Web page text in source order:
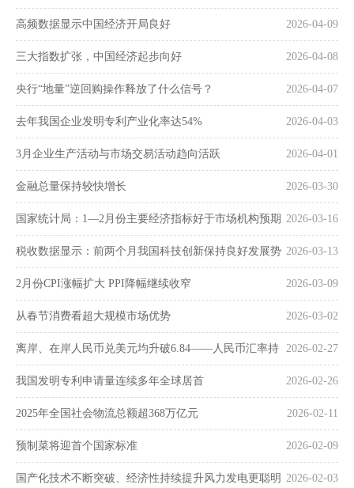
在线留言
2026-04-09
高频数据显示中国经济开局良好
2026-04-08
三大指数扩张，中国经济起步向好
2026-04-07
央行“地量”逆回购操作释放了什么信号？
2026-04-03
去年我国企业发明专利产业化率达54%
2026-04-01
3月企业生产活动与市场交易活动趋向活跃
2026-03-30
金融总量保持较快增长
2026-03-16
国家统计局：1—2月份主要经济指标好于市场机构预期
2026-03-13
税收数据显示：前两个月我国科技创新保持良好发展势
头 2026-03-09
2月份CPI涨幅扩大 PPI降幅继续收窄
2026-03-02
从春节消费看超大规模市场优势
2026-02-27
离岸、在岸人民币兑美元均升破6.84——人民币汇率持
续走强 2026-02-26
我国发明专利申请量连续多年全球居首
2026-02-11
2025年全国社会物流总额超368万亿元
2026-02-09
预制菜将迎首个国家标准
2026-02-03
国产化技术不断突破、经济性持续提升风力发电更聪明